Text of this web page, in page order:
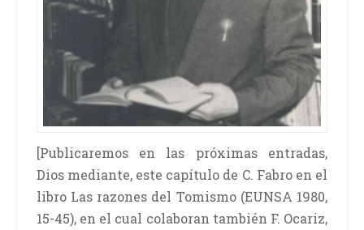
[Publicaremos en las próximas entradas,
Dios mediante, este capítulo de C. Fabro en el
libro Las razones del Tomismo (EUNSA 1980,
15-45), en el cual colaboran también F. Ocariz,